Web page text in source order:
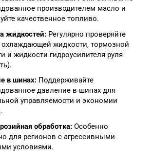
производителем масло и
качественное топливо.
жидкостей: Регулярно проверяйте
охлаждающей жидкости, тормозной
и жидкости гидроусилителя руля
в шинах: Поддерживайте
давление в шинах для
управляемости и экономии
обработка: Особенно
для регионов с агрессивными
условиями.